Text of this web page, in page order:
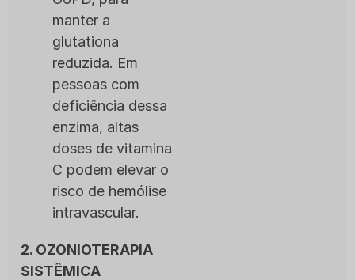
manter a
glutationa
reduzida. Em
pessoas com
deficiência dessa
enzima, altas
doses de vitamina
C podem elevar o
risco de hemólise
intravascular.
2. OZONIOTERAPIA
SISTÊMICA